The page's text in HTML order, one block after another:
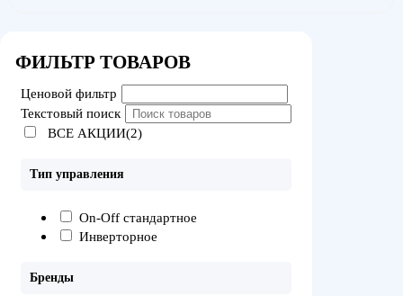
ФИЛЬТР ТОВАРОВ
Ценовой фильтр
Текстовый поиск
ВСЕ АКЦИИ(2)
Тип управления
On-Off стандартное
Инверторное
Бренды